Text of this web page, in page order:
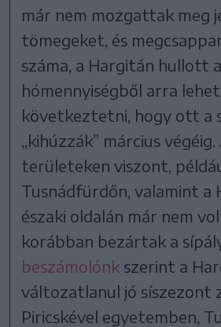
már nem mozgattak meg
tömegeket, és
száma, a Hargitán hullott
hómennyiségből arra
következtetni, hogy ott a
„kihúzzák” március
területeken viszont,
Tusnádfürdőn, valamint a
északi oldalán már nem
korábban bezártak a
beszámolónk szerint a
változatlanul jó síszezont
Piricskével egyetemben,